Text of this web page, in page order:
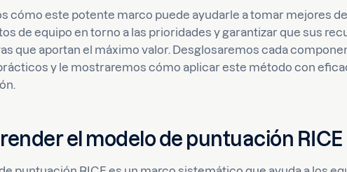
cómo este potente marco puede ayudarle a tomar mejores
de equipo en torno a las prioridades y garantizar que sus
que aportan el máximo valor. Desglosaremos cada
y le mostraremos cómo aplicar este método con
el modelo de puntuación RICE